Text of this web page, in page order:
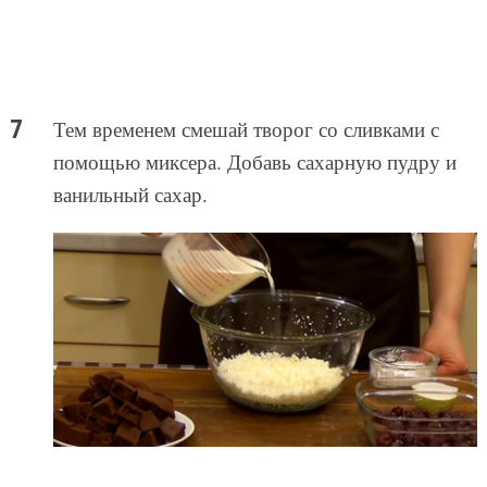
Тем временем смешай творог со сливками с
помощью миксера. Добавь сахарную пудру и
ванильный сахар.